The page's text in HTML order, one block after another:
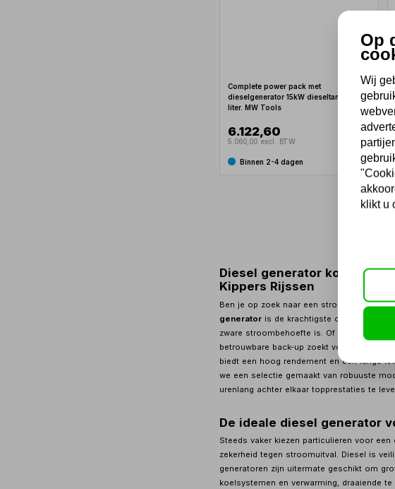
Complete power pack met
dieselgenerator 15kW dieseltank 400
liter. MW Tools
6.122,60
5.060,00 excl. BTW
Binnen 2-4 dagen
Diesel generator kopen?
Kippers Rijssen
Ben je op zoek naar een
generator is de krachtigste oplossing
zware stroombehoefte is. Of je nu op een
betrouwbare back-up zoekt voor
biedt een hoog rendement en een lange
we een selectie gemaakt van robuuste
urenlang achter elkaar topprestaties te
De ideale diesel generator
Steeds vaker kiezen particulieren voor een
zekerheid tegen stroomuitval. Diesel is
generatoren zijn uitermate geschikt om
koelsystemen en verwarming, draaiende te
Op
Wij
klikt u